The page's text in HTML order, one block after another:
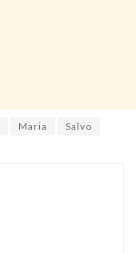
Maria Salvo